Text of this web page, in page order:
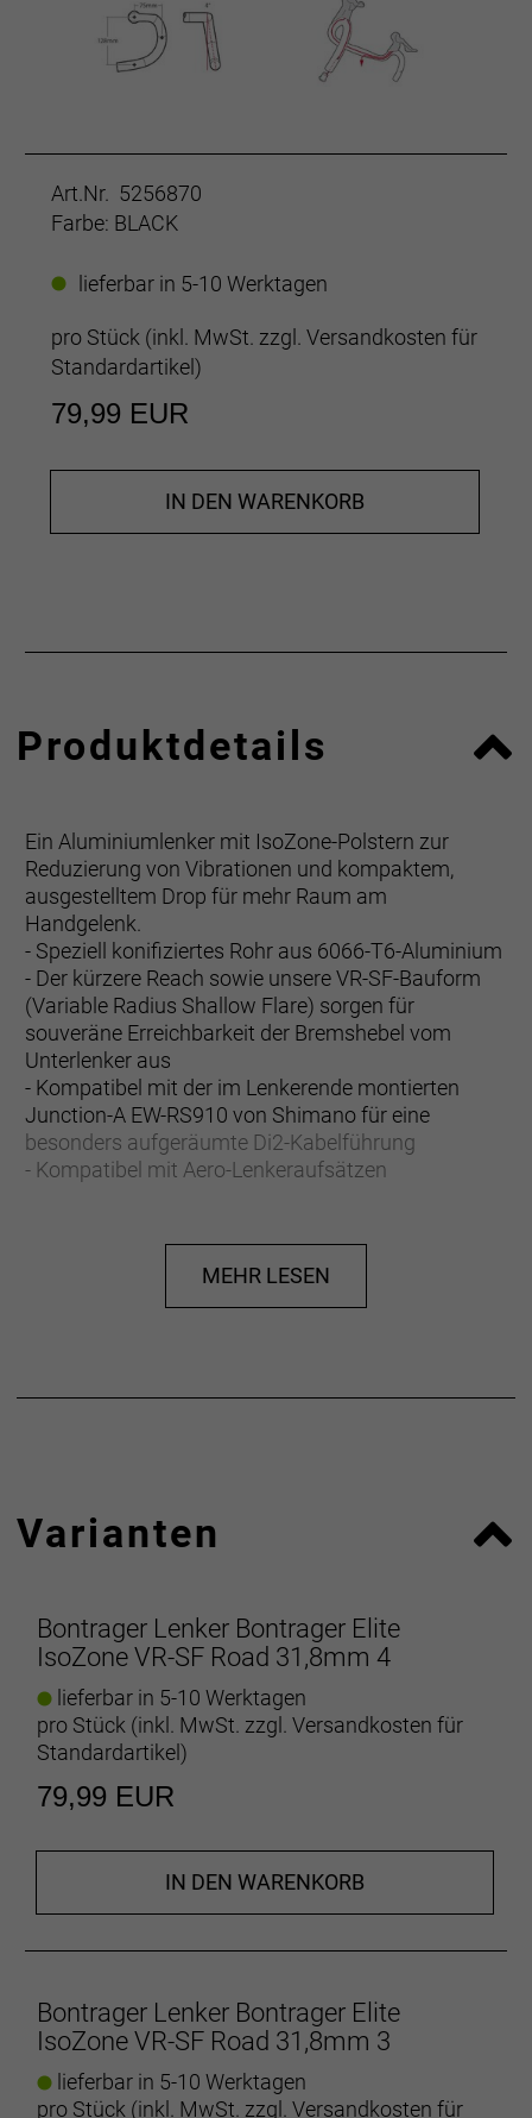
Art.Nr. 5256870
Farbe: BLACK
lieferbar in 5-10 Werktagen
pro Stück (inkl. MwSt. zzgl. Versandkosten für
Standardartikel)
79,99 EUR
IN DEN WARENKORB
Produktdetails
Ein Aluminiumlenker mit IsoZone-Polstern zur
Reduzierung von Vibrationen und kompaktem,
ausgestelltem Drop für mehr Raum am
Handgelenk.
- Speziell konifiziertes Rohr aus 6066-T6-Aluminium
- Der kürzere Reach sowie unsere VR-SF-Bauform
(Variable Radius Shallow Flare) sorgen für
souveräne Erreichbarkeit der Bremshebel vom
Unterlenker aus
- Kompatibel mit der im Lenkerende montierten
Junction-A EW-RS910 von Shimano für eine
besonders aufgeräumte Di2-Kabelführung
- Kompatibel mit Aero-Lenkeraufsätzen
Bremsgriffposition erleichtern die Montage
VR-SF: Variable Radius-Shallow Flare
Sorge mit Shimanos Lenkerenden-Verteilereinheit
EW-RS910 für ein sauberes Cockpit und verleihe
Herstellerdaten gem. GPSR
Marke Bontrager:Trek Bicycle GmbH
Wegastraße 8 C
Telefon: 00800 8735 8735
MEHR LESEN
Varianten
Bontrager Lenker Bontrager Elite
IsoZone VR-SF Road 31,8mm 4
lieferbar in 5-10 Werktagen
pro Stück (inkl. MwSt. zzgl. Versandkosten für
Standardartikel)
79,99 EUR
IN DEN WARENKORB
Bontrager Lenker Bontrager Elite
IsoZone VR-SF Road 31,8mm 3
lieferbar in 5-10 Werktagen
pro Stück (inkl. MwSt. zzgl. Versandkosten für